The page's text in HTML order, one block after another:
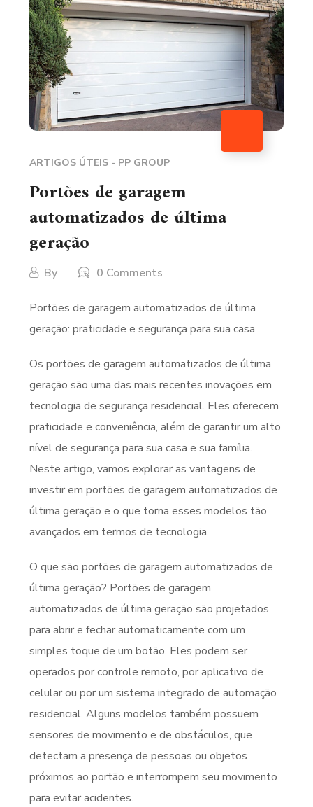
ARTIGOS ÚTEIS - PP GROUP
Portões de garagem
automatizados de última
geração
By 0 Comments
Portões de garagem automatizados de última
geração: praticidade e segurança para sua casa
Os portões de garagem automatizados de última
geração são uma das mais recentes inovações em
tecnologia de segurança residencial. Eles oferecem
praticidade e conveniência, além de garantir um alto
nível de segurança para sua casa e sua família.
Neste artigo, vamos explorar as vantagens de
investir em portões de garagem automatizados de
última geração e o que torna esses modelos tão
avançados em termos de tecnologia.
O que são portões de garagem automatizados de
última geração? Portões de garagem
automatizados de última geração são projetados
para abrir e fechar automaticamente com um
simples toque de um botão. Eles podem ser
operados por controle remoto, por aplicativo de
celular ou por um sistema integrado de automação
residencial. Alguns modelos também possuem
sensores de movimento e de obstáculos, que
detectam a presença de pessoas ou objetos
próximos ao portão e interrompem seu movimento
para evitar acidentes.